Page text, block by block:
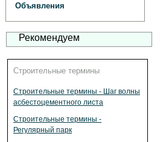
Объявления
Рекомендуем
Строительные термины
Строительные термины - Шаг волны
асбестоцементного листа
Строительные термины -
Регулярный парк